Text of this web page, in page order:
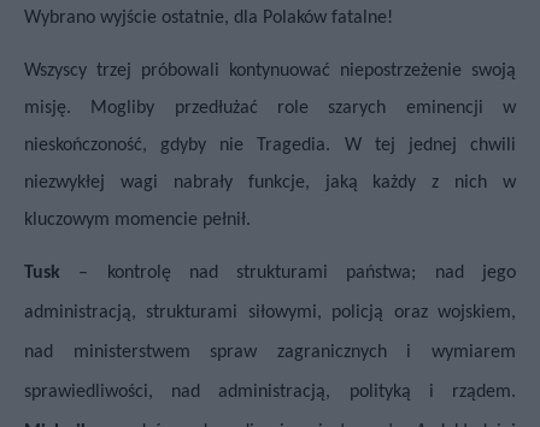
Wybrano wyjście ostatnie, dla Polaków fatalne!
Wszyscy trzej próbowali kontynuować niepostrzeżenie swoją
misję. Mogliby przedłużać role szarych eminencji w
nieskończoność, gdyby nie Tragedia. W tej jednej chwili
niezwykłej wagi nabrały funkcje, jaką każdy z nich w
kluczowym momencie pełnił.
Tusk – kontrolę nad strukturami państwa; nad jego
administracją, strukturami siłowymi, policją oraz wojskiem,
nad ministerstwem spraw zagranicznych i wymiarem
sprawiedliwości, nad administracją, polityką i rządem.